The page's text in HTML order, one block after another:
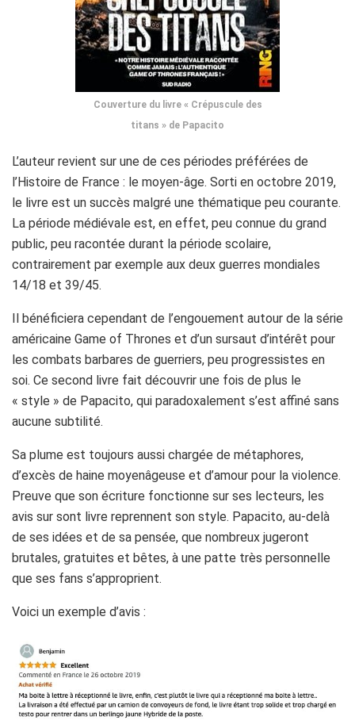
Couverture du livre « Crépuscule des
titans » de Papacito
L’auteur revient sur une de ces périodes préférées de
l’Histoire de France : le moyen-âge. Sorti en octobre 2019,
le livre est un succès malgré une thématique peu courante.
La période médiévale est, en effet, peu connue du grand
public, peu racontée durant la période scolaire,
contrairement par exemple aux deux guerres mondiales
14/18 et 39/45.
Il bénéficiera cependant de l’engouement autour de la série
américaine Game of Thrones et d’un sursaut d’intérêt pour
les combats barbares de guerriers, peu progressistes en
soi. Ce second livre fait découvrir une fois de plus le
« style » de Papacito, qui paradoxalement s’est affiné sans
aucune subtilité.
Sa plume est toujours aussi chargée de métaphores,
d’excès de haine moyenâgeuse et d’amour pour la violence.
Preuve que son écriture fonctionne sur ses lecteurs, les
avis sur sont livre reprennent son style. Papacito, au-delà
de ses idées et de sa pensée, que nombreux jugeront
brutales, gratuites et bêtes, à une patte très personnelle
que ses fans s’approprient.
Voici un exemple d’avis :